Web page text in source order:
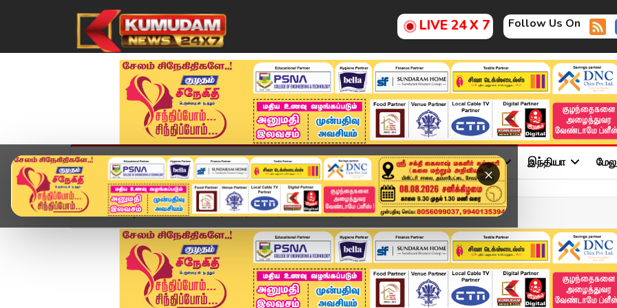
LIVE 24 X 7 Follow Us On
×
முகப்பு விளையாட்டு அண்மை தமிழ்நாடு சினிமா அரசியல் விளையாட்டு இந்தியா
Home வீடியோ ஸ்டோரி வாயு கசிவு விவகாரம்: FIR வெளியீடு | Ammonia Lea...